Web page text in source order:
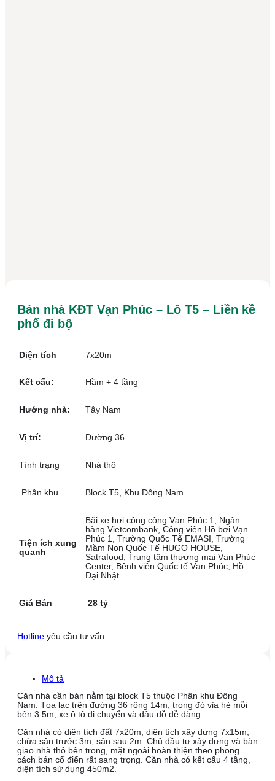
Bán nhà KĐT Vạn Phúc – Lô T5 – Liền kề
phố đi bộ
Diện tích 7x20m
Kết cấu: Hầm + 4 tầng
Hướng nhà: Tây Nam
Vị trí: Đường 36
Tình trạng Nhà thô
Phân khu Block T5, Khu Đông Nam
Tiện ích xung
quanh
Bãi xe hơi công cộng Vạn Phúc 1, Ngân
hàng Vietcombank, Công viên Hồ bơi Vạn
Phúc 1, Trường Quốc Tế EMASI, Trường
Mầm Non Quốc Tế HUGO HOUSE,
Satrafood, Trung tâm thương mại Vạn Phúc
Center, Bệnh viện Quốc tế Vạn Phúc, Hồ
Đại Nhật
Giá Bán 28 tỷ
Hotline yêu cầu tư vấn
Mô tả
Căn nhà cần bán nằm tại block T5 thuộc Phân khu Đông
Nam. Tọa lạc trên đường 36 rộng 14m, trong đó vỉa hè mỗi
bên 3.5m, xe ô tô di chuyển và đậu đỗ dễ dàng.
Căn nhà có diện tích đất 7x20m, diện tích xây dựng 7x15m,
chừa sân trước 3m, sân sau 2m. Chủ đầu tư xây dựng và bàn
giao nhà thô bên trong, mặt ngoài hoàn thiện theo phong
cách bán cổ điển rất sang trọng. Căn nhà có kết cấu 4 tầng,
diện tích sử dụng 450m2.